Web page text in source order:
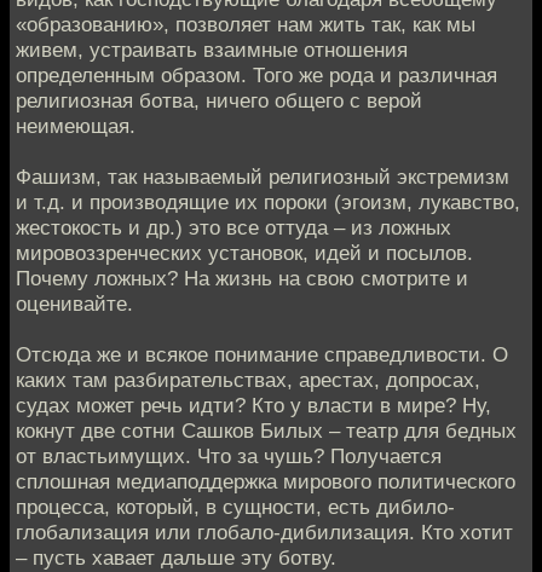
«образованию», позволяет нам жить так, как мы
живем, устраивать взаимные отношения
определенным образом. Того же рода и различная
религиозная ботва, ничего общего с верой
неимеющая.
Фашизм, так называемый религиозный экстремизм
и т.д. и производящие их пороки (эгоизм, лукавство,
жестокость и др.) это все оттуда – из ложных
мировоззренческих установок, идей и посылов.
Почему ложных? На жизнь на свою смотрите и
оценивайте.
Отсюда же и всякое понимание справедливости. О
каких там разбирательствах, арестах, допросах,
судах может речь идти? Кто у власти в мире? Ну,
кокнут две сотни Сашков Билых – театр для бедных
от властьимущих. Что за чушь? Получается
сплошная медиаподдержка мирового политического
процесса, который, в сущности, есть дибило-
глобализация или глобало-дибилизация. Кто хотит
– пусть хавает дальше эту ботву.